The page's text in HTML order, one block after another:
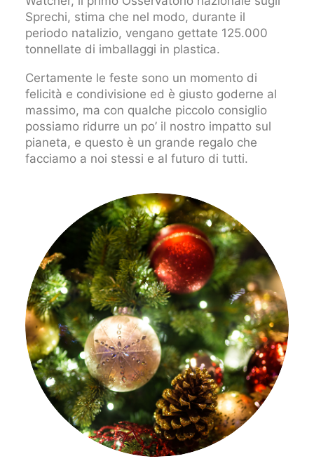
Sprechi, stima che nel modo, durante il
periodo natalizio, vengano gettate 125.000
tonnellate di imballaggi in plastica.
Certamente le feste sono un momento di
felicità e condivisione ed è giusto goderne al
massimo, ma con qualche piccolo consiglio
possiamo ridurre un po’ il nostro impatto sul
pianeta, e questo è un grande regalo che
facciamo a noi stessi e al futuro di tutti.